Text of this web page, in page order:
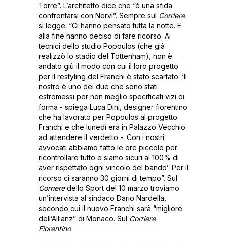
Torre”. L’architetto dice che “è una sfida
confrontarsi con Nervi”. Sempre sul Corriere
si legge: “Ci hanno pensato tutta la notte. E
alla fine hanno deciso di fare ricorso. Ai
tecnici dello studio Popoulos (che già
realizzò lo stadio del Tottenham), non è
andato giù il modo con cui il loro progetto
per il restyling del Franchi è stato scartato: ‘Il
nostro è uno dei due che sono stati
estromessi per non meglio specificati vizi di
forma - spiega Luca Dini, designer fiorentino
che ha lavorato per Popoulos al progetto
Franchi e che lunedì era in Palazzo Vecchio
ad attendere il verdetto -. Con i nostri
avvocati abbiamo fatto le ore piccole per
ricontrollare tutto e siamo sicuri al 100% di
aver rispettato ogni vincolo del bando’. Per il
ricorso ci saranno 30 giorni di tempo”. Sul
Corrieredello Sport del 10 marzo troviamo
un’intervista al sindaco Dario Nardella,
secondo cui il nuovo Franchi sarà “migliore
dell’Allianz” di Monaco. Sul Corriere
Fiorentino